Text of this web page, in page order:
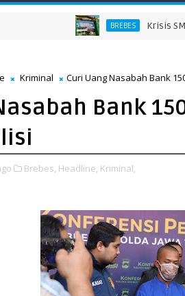
BREBES Krisis SMK
Kriminal Curi Uang Nasabah Bank
Bank
Brebes, Headline, Kriminal,